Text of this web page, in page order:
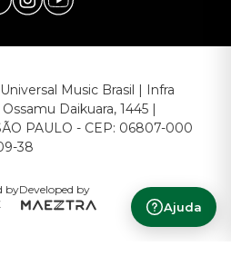
Ajuda
Music Brasil | Infra
Daikuara, 1445 |
PAULO - CEP: 06807-000
38
byDeveloped by